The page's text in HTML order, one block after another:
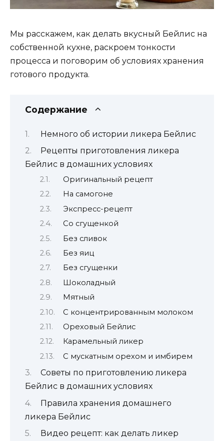
Мы расскажем, как делать вкусный Бейлис на
собственной кухне, раскроем тонкости
процесса и поговорим об условиях хранения
готового продукта.
Содержание
Немного об истории ликера Бейлис
Рецепты приготовления ликера
Бейлис в домашних условиях
Оригинальный рецепт
На самогоне
Экспресс-рецепт
Со сгущенкой
Без сливок
Без яиц
Без сгущенки
Шоколадный
Мятный
С концентрированным молоком
Ореховый Бейлис
Карамельный ликер
С мускатным орехом и имбирем
Советы по приготовлению ликера
Бейлис в домашних условиях
Правила хранения домашнего
ликера Бейлис
Видео рецепт: как делать ликер